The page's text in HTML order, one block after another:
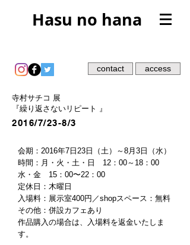
Hasu no hana
contact access
寺村サチコ 展
『繰り返さないリピート 』
2016/7/23-8/3
会期：2016年7日23日（土）～8月3日（水）
時間：月・火・土・日 12：00～18：00
水・金 15：00〜22：00
定休日：木曜日
入場料：展示室400円／shopスペース：無料
その他：併設カフェあり
作品購入の場合は、入場料を返金いたしま
す。